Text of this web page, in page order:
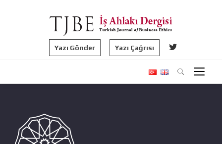
Yazı Gönder Yazı Çağrısı